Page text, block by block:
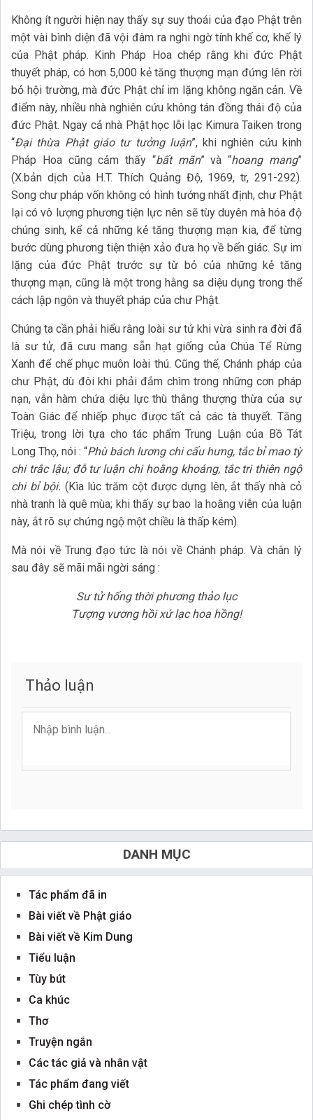
Không ít người hiện nay thấy sự suy thoái của đạo Phật trên
một vài bình diện đã vội đâm ra nghi ngờ tính khế cơ, khế lý
của Phật pháp. Kinh Pháp Hoa chép rằng khi đức Phật
thuyết pháp, có hơn 5,000 kẻ tăng thượng mạn đứng lên rời
bỏ hội trường, mà đức Phật chỉ im lặng không ngăn cản. Về
điểm này, nhiều nhà nghiên cứu không tán đồng thái độ của
đức Phật. Ngay cả nhà Phật học lỗi lạc Kimura Taiken trong
“Đại thừa Phật giáo tư tưởng luận”, khi nghiên cứu kinh
Pháp Hoa cũng cảm thấy “bất mãn” và “hoang mang”
(X.bản dịch của H.T. Thích Quảng Độ, 1969, tr, 291-292).
Song chư pháp vốn không có hình tướng nhất định, chư Phật
lại có vô lượng phương tiện lực nên sẽ tùy duyên mà hóa độ
chúng sinh, kể cả những kẻ tăng thượng mạn kia, để từng
bước dùng phương tiện thiện xảo đưa họ về bến giác. Sự im
lặng của đức Phật trước sự từ bỏ của những kẻ tăng
thượng mạn, cũng là một trong hằng sa diệu dụng trong thể
cách lập ngôn và thuyết pháp của chư Phật.
Chúng ta cần phải hiểu rằng loài sư tử khi vừa sinh ra đời đã
là sư tử, đã cưu mang sẵn hạt giống của Chúa Tể Rừng
Xanh để chế phục muôn loài thú. Cũng thế, Chánh pháp của
chư Phật, dù đôi khi phải đắm chìm trong những cơn pháp
nạn, vẫn hàm chứa diệu lực thù thắng thượng thừa của sự
Toàn Giác để nhiếp phục được tất cả các tà thuyết. Tăng
Triệu, trong lời tựa cho tác phẩm Trung Luận của Bồ Tát
Long Thọ, nói : “Phù bách lương chi cấu hưng, tắc bỉ mao tỳ
chi trắc lậu; đỗ tư luận chi hoằng khoáng, tắc tri thiên ngộ
chi bỉ bội. (Kìa lúc trăm cột được dựng lên, ắt thấy nhà cỏ
nhà tranh là quê mùa; khi thấy sự bao la hoằng viễn của luận
này, ắt rõ sự chứng ngộ một chiều là thấp kém).
Mà nói về Trung đạo tức là nói về Chánh pháp. Và chân lý
sau đây sẽ mãi mãi ngời sáng :
Sư tử hống thời phương thảo lục
Tượng vương hồi xứ lạc hoa hồng!
Thảo luận
DANH MỤC
Tác phẩm đã in
Bài viết về Phật giáo
Bài viết về Kim Dung
Tiểu luận
Tùy bút
Ca khúc
Thơ
Truyện ngắn
Các tác giả và nhân vật
Tác phẩm đang viết
Ghi chép tình cờ